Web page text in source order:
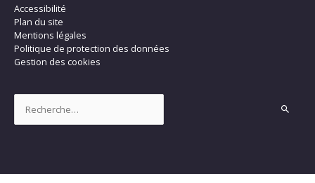
Accessibilité
Plan du site
Mentions légales
Politique de protection des données
Gestion des cookies